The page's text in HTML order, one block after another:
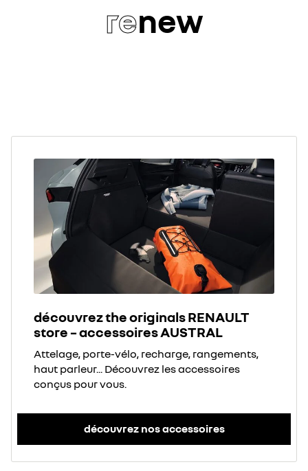
renew
découvrez the originals RENAULT
store – accessoires AUSTRAL
Attelage, porte-vélo, recharge, rangements,
haut parleur... Découvrez les accessoires
conçus pour vous.
découvrez nos accessoires